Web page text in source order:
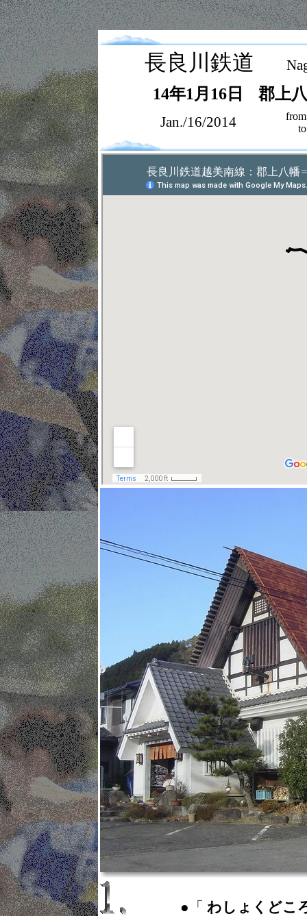
長良川鉄道
14年1月16日 郡上
Jan./16/2014
●「 わしょくどこ